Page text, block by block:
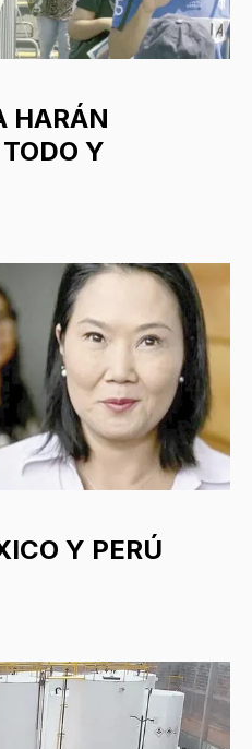
HARÁN
Y
Y PERÚ